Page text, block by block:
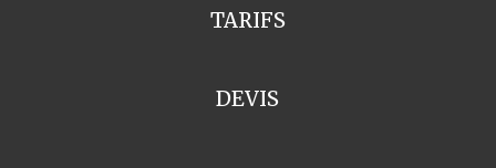
TARIFS
DEVIS